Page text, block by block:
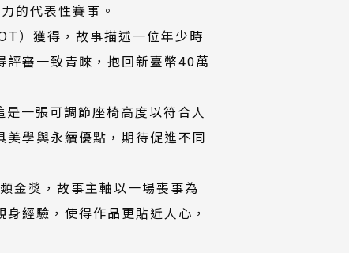
的代表性賽事。
）獲得，故事描述一位年少時
審一致青睞，抱回新臺幣40萬
一張可調節座椅高度以符合人
學與永續優點，期待促進不同
金獎，故事主軸以一場喪事為
經驗，使得作品更貼近人心，